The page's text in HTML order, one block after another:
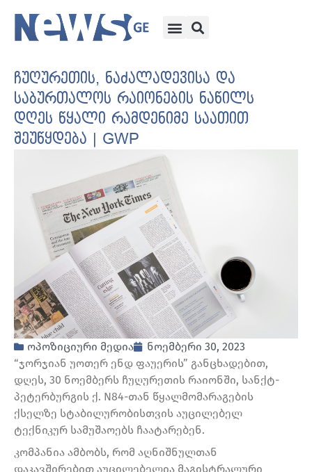
ჩუღურეთის, ნაძალადევისა და
საბურთალოს რაიონების ნაწილს
დღეს წყალი რამდენიმე საათით
შეუწყდება | GWP
ოპოზიციური მედია
ნოემბერი 30, 2023
“ჯორჯიან უოთერ ენდ ფაუერის” განცხადებით,
დღეს, 30 ნოემბერს ჩუღურეთის რაიონში, სანქტ-
პეტერბურგის ქ. N84-თან წყალმომარაგების
ქსელზე სტაბილურობისთვის აუცილებელ
ტექნიკურ სამუშაოებს ჩაატარებენ.
კომპანია ამბობს, რომ აღნიშნულთან
დაკავშირებით აუცილებელია მაგისტრალური